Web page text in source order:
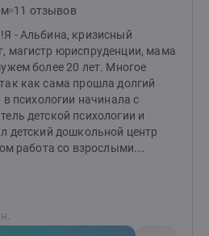
11 отзывов
- Альбина, кризисный
магистр юриспруденции, мама
более 20 лет. Многое
как сама прошла долгий
в психологии начинала с
детской психологии и
детский дошкольной центр
работа со взрослыми.
ко мне создаю пространство
и развития, вместе
профессия